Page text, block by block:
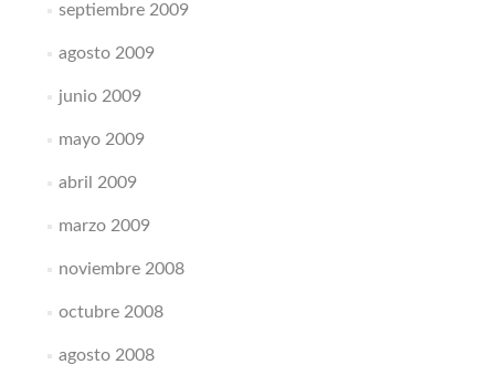
septiembre 2009
agosto 2009
junio 2009
mayo 2009
abril 2009
marzo 2009
noviembre 2008
octubre 2008
agosto 2008